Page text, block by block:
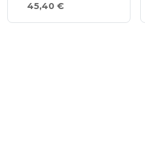
45,40 €